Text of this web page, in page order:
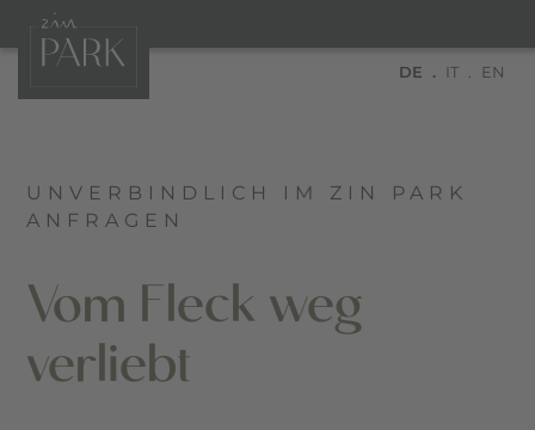
DE IT EN
UNVERBINDLICH IM ZIN PARK
ANFRAGEN
Vom Fleck weg
verliebt